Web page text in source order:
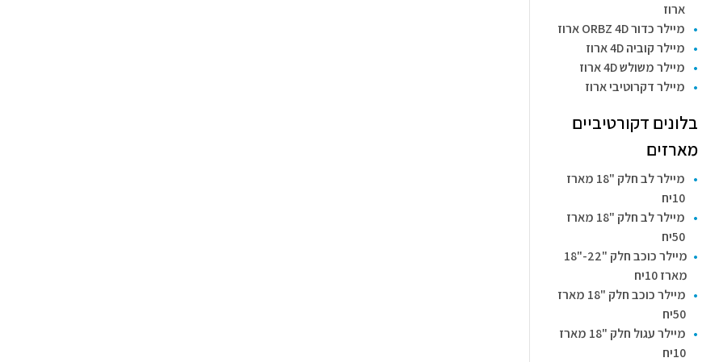
ארוז
מיילר כדור ORBZ 4D ארוז
מיילר קוביה 4D ארוז
מיילר משולש 4D ארוז
מיילר דקרוטיבי ארוז
בלונים דקורטיביים
מארזים
מיילר לב חלק "18 מארז
10יח
מיילר לב חלק "18 מארז
50יח
מיילר כוכב חלק "22-"18
מארז 10יח
מיילר כוכב חלק "18 מארז
50יח
מיילר עגול חלק "18 מארז
10יח